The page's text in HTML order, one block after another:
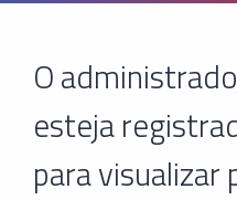
O
esteja
para visualizar